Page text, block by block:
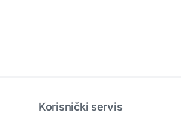
Korisnički servis